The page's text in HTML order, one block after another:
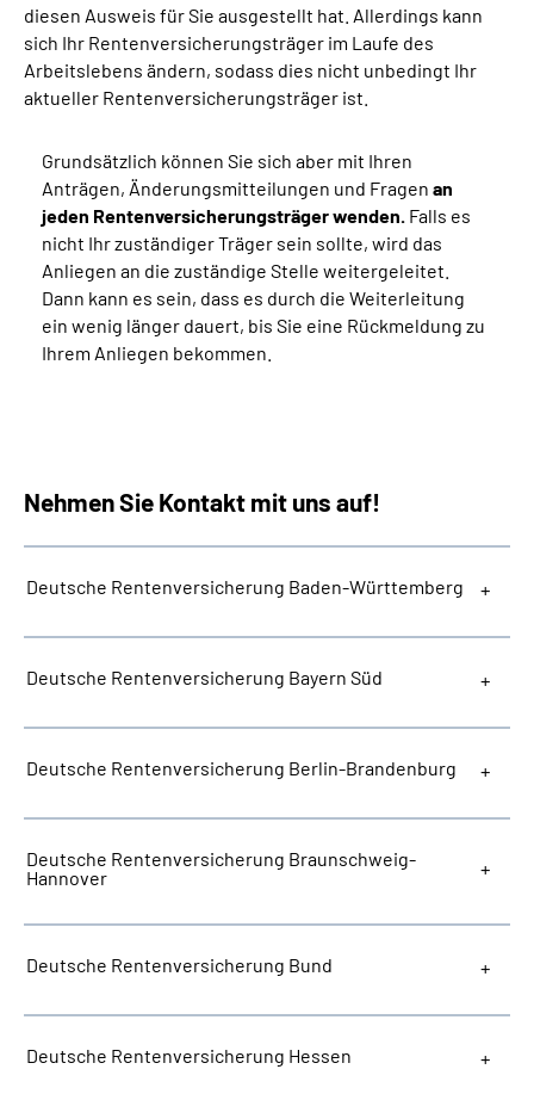
diesen Ausweis für Sie ausgestellt hat. Allerdings kann
sich Ihr Rentenversicherungsträger im Laufe des
Arbeitslebens ändern, sodass dies nicht unbedingt Ihr
aktueller Rentenversicherungsträger ist.
Grundsätzlich können Sie sich aber mit Ihren
Anträgen, Änderungsmitteilungen und Fragen an
jeden Rentenversicherungsträger wenden. Falls es
nicht Ihr zuständiger Träger sein sollte, wird das
Anliegen an die zuständige Stelle weitergeleitet.
Dann kann es sein, dass es durch die Weiterleitung
ein wenig länger dauert, bis Sie eine Rückmeldung zu
Ihrem Anliegen bekommen.
Nehmen Sie Kontakt mit uns auf!
Deutsche Rentenversicherung Baden-Württemberg
Deutsche Rentenversicherung Bayern Süd
Deutsche Rentenversicherung Berlin-Brandenburg
Deutsche Rentenversicherung Braunschweig-
Hannover
Deutsche Rentenversicherung Bund
Deutsche Rentenversicherung Hessen